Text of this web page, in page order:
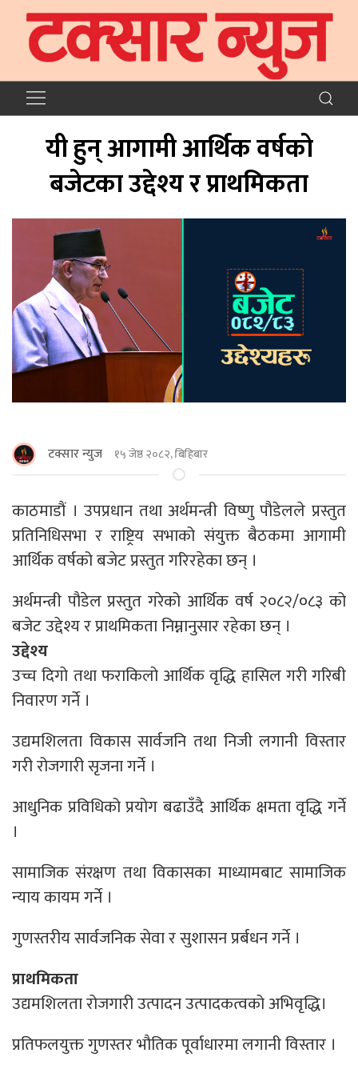
यी हुन् आगामी आर्थिक वर्षको
बजेटका उद्देश्य र प्राथमिकता
टक्सार न्युज १५ जेष्ठ २०८२, बिहिबार
काठमाडौं । उपप्रधान तथा अर्थमन्त्री विष्णु पौडेलले प्रस्तुत
प्रतिनिधिसभा र राष्ट्रिय सभाको संयुक्त बैठकमा आगामी
आर्थिक वर्षको बजेट प्रस्तुत गरिरहेका छन् ।
अर्थमन्त्री पौडेल प्रस्तुत गरेको आर्थिक वर्ष २०८२/०८३ को
बजेट उद्देश्य र प्राथमिकता निम्नानुसार रहेका छन् ।
उद्देश्य
उच्च दिगो तथा फराकिलो आर्थिक वृद्धि हासिल गरी गरिबी
निवारण गर्ने ।
उद्यमशिलता विकास सार्वजनि तथा निजी लगानी विस्तार
गरी रोजगारी सृजना गर्ने ।
आधुनिक प्रविधिको प्रयोग बढाउँदै आर्थिक क्षमता वृद्धि गर्ने
।
सामाजिक संरक्षण तथा विकासका माध्यामबाट सामाजिक
न्याय कायम गर्ने ।
गुणस्तरीय सार्वजनिक सेवा र सुशासन प्रर्बधन गर्ने ।
प्राथमिकता
उद्यमशिलता रोजगारी उत्पादन उत्पादकत्वको अभिवृद्धि।
प्रतिफलयुक्त गुणस्तर भौतिक पूर्वाधारमा लगानी विस्तार ।